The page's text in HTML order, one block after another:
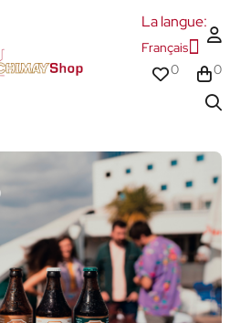
La langue:
Français
0
0